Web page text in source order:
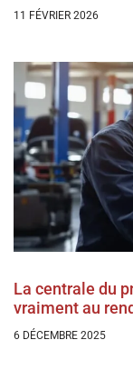
11 FÉVRIER 2026
La centrale du
vraiment au
6 DÉCEMBRE 2025